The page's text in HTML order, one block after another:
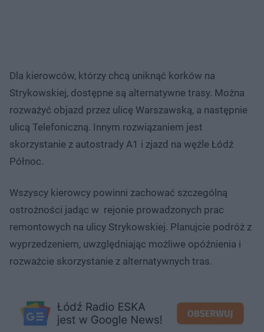
Dla kierowców, którzy chcą uniknąć korków na
Strykowskiej, dostępne są alternatywne trasy. Można
rozważyć objazd przez ulicę Warszawską, a następnie
ulicą Telefoniczną. Innym rozwiązaniem jest
skorzystanie z autostrady A1 i zjazd na węźle Łódź
Północ.
Wszyscy kierowcy powinni zachować szczególną
ostrożności jadąc w rejonie prowadzonych prac
remontowych na ulicy Strykowskiej. Planujcie podróż z
wyprzedzeniem, uwzględniając możliwe opóźnienia i
rozważcie skorzystanie z alternatywnych tras.